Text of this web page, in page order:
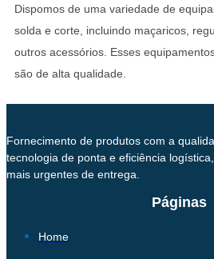
Dispomos de uma variedade de
solda e corte, incluindo maçaricos,
outros acessórios. Esses
são de alta qualidade.
Fornecimento de produtos com a
tecnologia de ponta e eficiência
mais urgentes de entrega.
Páginas
Home